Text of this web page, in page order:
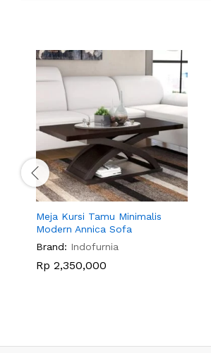
Meja Kursi Tamu Minimalis
Modern Annica Sofa
Brand: Indofurnia
Rp 2,350,000